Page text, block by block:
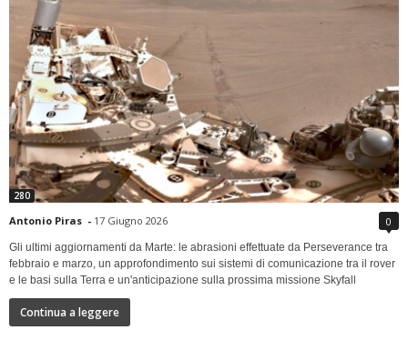
280
Antonio Piras - 17 Giugno 2026 0
Gli ultimi aggiornamenti da Marte: le abrasioni effettuate da Perseverance tra
febbraio e marzo, un approfondimento sui sistemi di comunicazione tra il rover
e le basi sulla Terra e un'anticipazione sulla prossima missione Skyfall
Continua a leggere